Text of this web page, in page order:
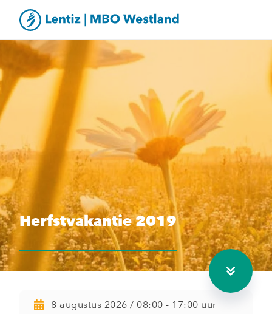
Herfstvakantie 2019
8 augustus 2026 / 08:00 - 17:00 uur